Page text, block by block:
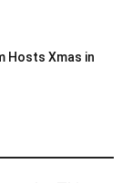
Hosts Xmas in